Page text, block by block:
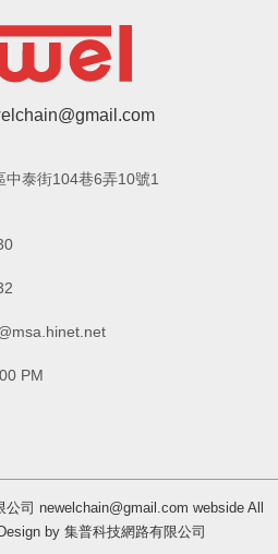
中泰街104巷6弄10號1
PM
司 newelchain@gmail.com webside All
by 集普科技網路有限公司